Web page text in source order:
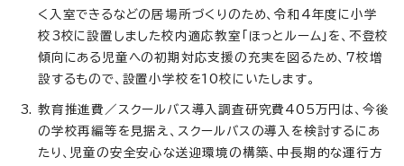
く入室できるなどの居場所づくりのため、令和4年度に小学
校3校に設置しました校内適応教室「ほっとルーム」を、不登校
傾向にある児童への初期対応支援の充実を図るため、7校増
設するもので、設置小学校を10校にいたします。
教育推進費／スクールバス導入調査研究費405万円は、今後
の学校再編等を見据え、スクールバスの導入を検討するにあ
たり、児童の安全安心な送迎環境の構築、中長期的な運行方